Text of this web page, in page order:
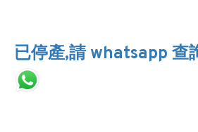
已停產,請 whatsapp 查